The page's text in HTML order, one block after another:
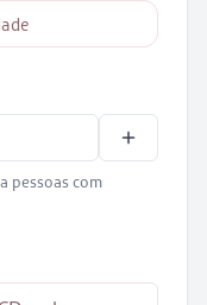
pessoas com